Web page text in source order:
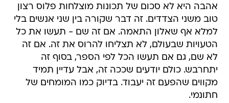
אהבה היא לא סכום של תכונות מוצלחות פלוס רצון
טוב משני הצדדים. זה דבר שקורה בין שני אנשים בלי
למלא אף שאלון התאמה. אם זה שם - תעשו את כל
הטעויות שבעולם, לא תצליחו להרוס את זה. אם זה
לא שם, גם אם תעשו הכל לפי הספר, בסוף זה
יתחרבש. כולם יודעים שככה זה, אבל עדיין תמיד
מקווים שהפעם זה יעבוד. בדיוק כמו המומחים של
חתונמי.